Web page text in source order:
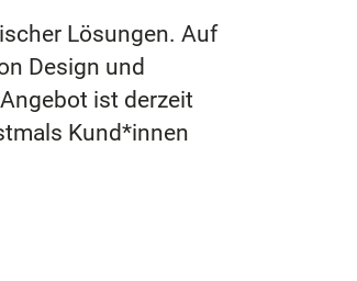
Lösungen. Auf
Design und
ist derzeit
Kund*innen